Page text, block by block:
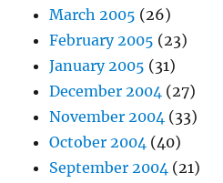
March 2005 (26)
February 2005 (23)
January 2005 (31)
December 2004 (27)
November 2004 (33)
October 2004 (40)
September 2004 (21)